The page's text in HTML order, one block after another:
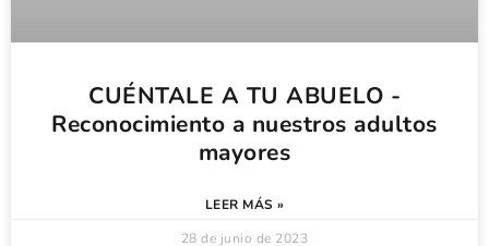
CUÉNTALE A TU ABUELO -
Reconocimiento a nuestros adultos
mayores
LEER MÁS »
28 de junio de 2023